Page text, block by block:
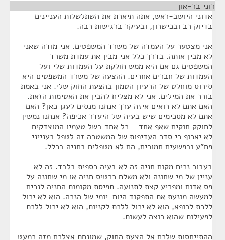
רוני בר-און
אדוני היושב-ראש, אתה תיארת את השתלשלות העניינים
בדיוק רב ובכישרון, ובעיקר ברגישות רבה.
אני מצטער על העמדה של משרד המשפטים. אני מודה שאני
לא מבין אותה. בדרך כלל אני מבין את עמדת משרד
המשפטים גם אם היא ממש חולקת על העמדות שלי ועל
העמדות של חברים אחרים. ההצעה של משרד המשפטים היא
סירוס מוחלט של הרעיון הטמון בהצעת החוק שלי. אני באמת
בורר את המילים. אני לא מצליח להבין את האטימות הזאת.
האם אתם לא רואים איזה ערך אנחנו מנסים לעגן כאן? האם
אתם לא מסכימים שיש בעיה של היעדר אכיפה? אנחנו נמשיך
לחוקק חוקים שאף אחד – כל אחד בשל טעמיו המוצדקים –
לא יאכוף כי סדר העדיפות של המשטרה זה לטפל בענייני
פח"ע ובפשעים חמורים, הם לא מטפלים בחניה בכלל.
בעבור נכים מקום חניה זה לא בעיה כספית בלבד. זה לא
עניין של מי שחונה ולא משלם כרטיס חניה או מי שחונה על
פס אדום ומפריע קצת לתנועה. תפיסת מקומות החניה לנכים
למעשה מונעת את התפקוד היום-יומי של הנכה. הוא לא יכול
ללכת לרופא, הוא לא יכול ללכת לקניות, הוא לא יכול ללכת
לפעילות שהוא רוצה לעשות.
ההתייחסות שלכם אל הצעת החוק, שמונחת אצלכם מזה כמעט